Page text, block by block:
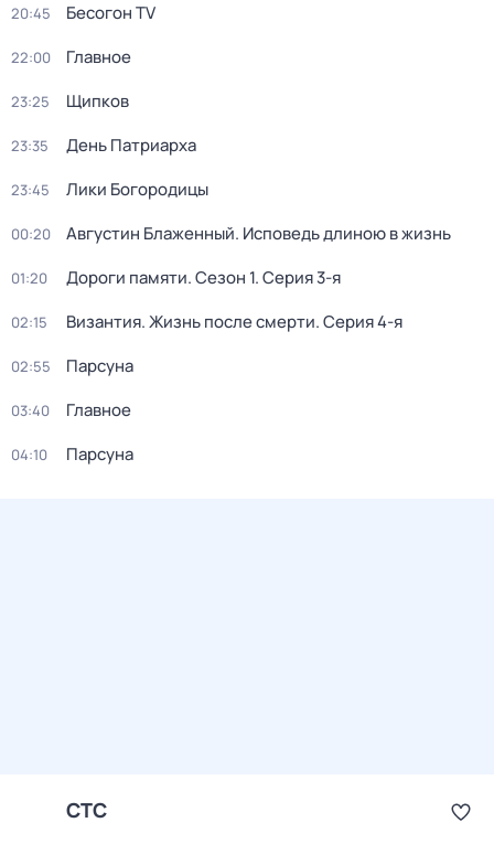
20:45 Бесогон TV
22:00 Главное
23:25 Щипков
23:35 День Патриарха
23:45 Лики Богородицы
00:20 Августин Блаженный. Исповедь длиною в жизнь
01:20 Дороги памяти. Сезон 1. Серия 3-я
02:15 Византия. Жизнь после смерти. Серия 4-я
02:55 Парcyна
03:40 Главное
04:10 Парсуна
СТС